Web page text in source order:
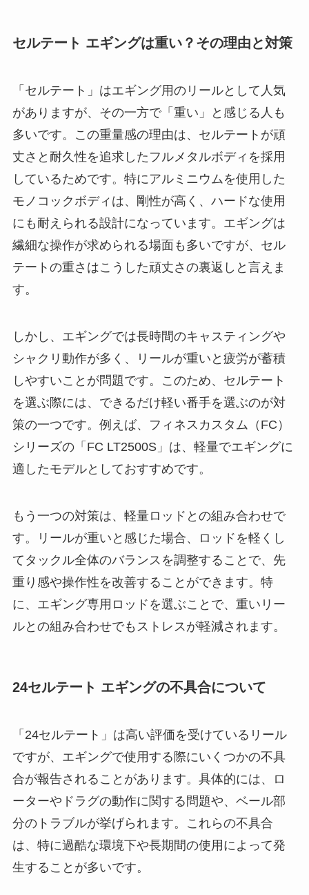
セルテート エギングは重い？その理由と対策
「セルテート」はエギング用のリールとして人気
がありますが、その一方で「重い」と感じる人も
多いです。この重量感の理由は、セルテートが頑
丈さと耐久性を追求したフルメタルボディを採用
しているためです。特にアルミニウムを使用した
モノコックボディは、剛性が高く、ハードな使用
にも耐えられる設計になっています。エギングは
繊細な操作が求められる場面も多いですが、セル
テートの重さはこうした頑丈さの裏返しと言えま
す。
しかし、エギングでは長時間のキャスティングや
シャクリ動作が多く、リールが重いと疲労が蓄積
しやすいことが問題です。このため、セルテート
を選ぶ際には、できるだけ軽い番手を選ぶのが対
策の一つです。例えば、フィネスカスタム（FC）
シリーズの「FC LT2500S」は、軽量でエギングに
適したモデルとしておすすめです。
もう一つの対策は、軽量ロッドとの組み合わせで
す。リールが重いと感じた場合、ロッドを軽くし
てタックル全体のバランスを調整することで、先
重り感や操作性を改善することができます。特
に、エギング専用ロッドを選ぶことで、重いリー
ルとの組み合わせでもストレスが軽減されます。
24セルテート エギングの不具合について
「24セルテート」は高い評価を受けているリール
ですが、エギングで使用する際にいくつかの不具
合が報告されることがあります。具体的には、ロ
ーターやドラグの動作に関する問題や、ベール部
分のトラブルが挙げられます。これらの不具合
は、特に過酷な環境下や長期間の使用によって発
生することが多いです。